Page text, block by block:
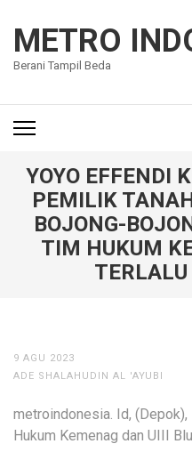
konten
(Tekan
METRO
Berani Tampil Beda
YOYO EFFENDI
PEMILIK
BOJONG-
TIM HUKUM
9 AGU 2023
ADE SHALAHUDIN AL 'AYUBI
metroindonesia. Id,
Hukum Kemenag dan UIII